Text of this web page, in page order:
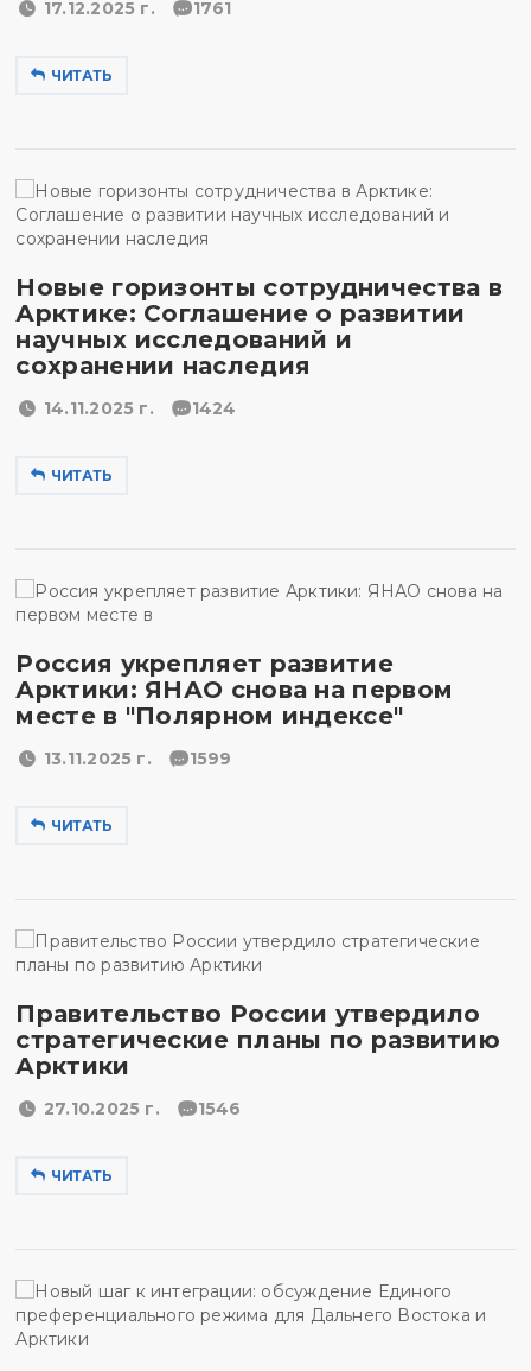
17.12.2025 г. 1761
ЧИТАТЬ
Новые горизонты сотрудничества в
Арктике: Соглашение о развитии
научных исследований и
сохранении наследия
14.11.2025 г. 1424
ЧИТАТЬ
Россия укрепляет развитие
Арктики: ЯНАО снова на первом
месте в "Полярном индексе"
13.11.2025 г. 1599
ЧИТАТЬ
Правительство России утвердило
стратегические планы по развитию
Арктики
27.10.2025 г. 1546
ЧИТАТЬ